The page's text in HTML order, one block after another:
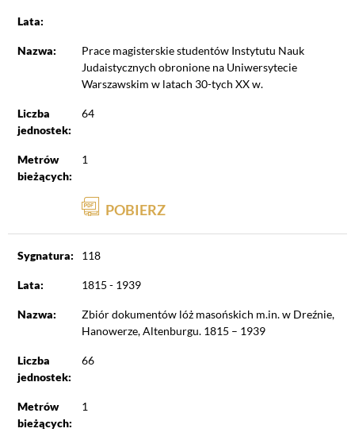
Lata:
Nazwa:
Prace magisterskie studentów Instytutu Nauk
Judaistycznych obronione na Uniwersytecie
Warszawskim w latach 30-tych XX w.
Liczba
jednostek:
64
Metrów
bieżących:
1
POBIERZ
Sygnatura: 118
Lata: 1815 - 1939
Nazwa:
Zbiór dokumentów lóż masońskich m.in. w Dreźnie,
Hanowerze, Altenburgu. 1815 – 1939
Liczba
jednostek:
66
Metrów
bieżących:
1